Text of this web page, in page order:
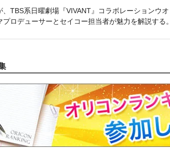
、TBS系日曜劇場『VIVANT』コラボレーションウ
プロデューサーとセイコー担当者が魅力を解説する。